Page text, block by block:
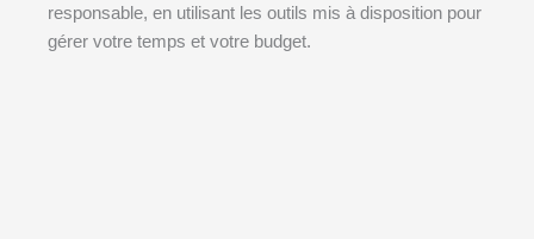
responsable, en utilisant les outils mis à disposition pour
gérer votre temps et votre budget.